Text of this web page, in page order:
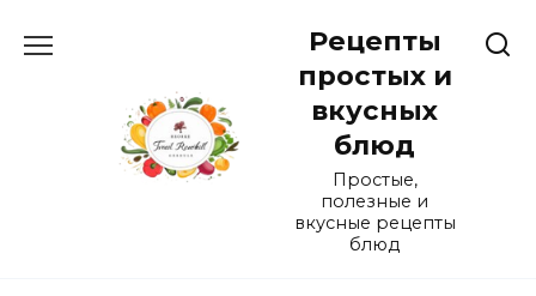
Рецепты
простых и
вкусных
блюд
Простые,
полезные и
вкусные рецепты
блюд